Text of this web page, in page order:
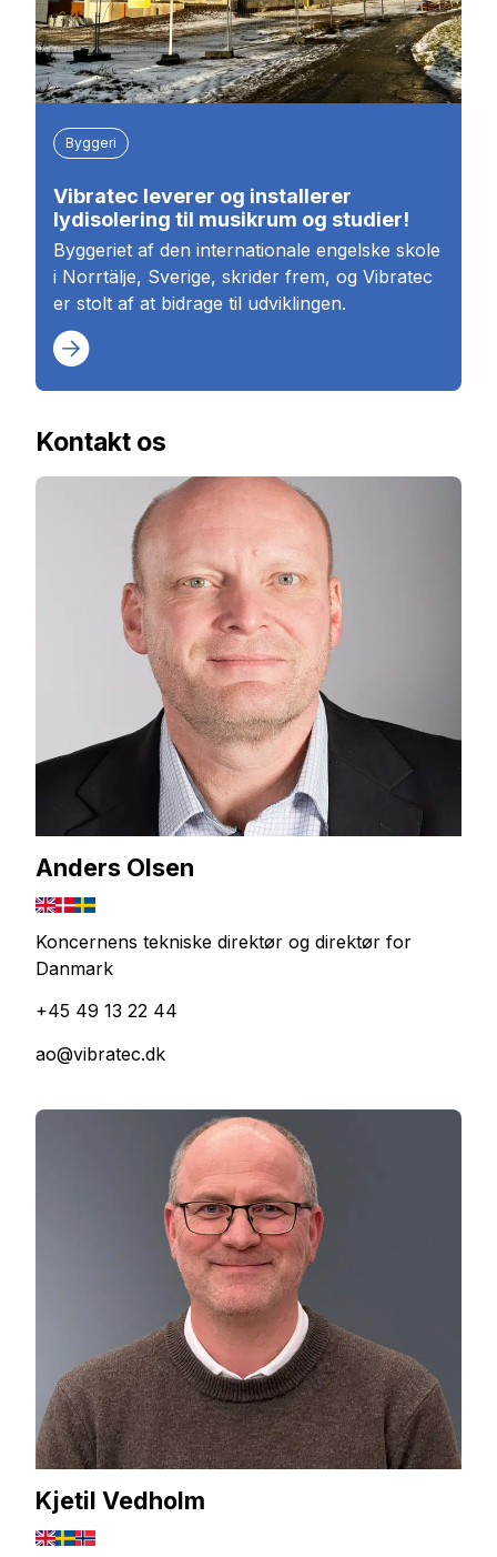
Byggeri
Vibratec leverer og installerer
lydisolering til musikrum og studier!
Byggeriet af den internationale engelske skole
i Norrtälje, Sverige, skrider frem, og Vibratec
er stolt af at bidrage til udviklingen.
Kontakt os
Anders Olsen
Koncernens tekniske direktør og direktør for
Danmark
+45 49 13 22 44
ao@vibratec.dk
Kjetil Vedholm